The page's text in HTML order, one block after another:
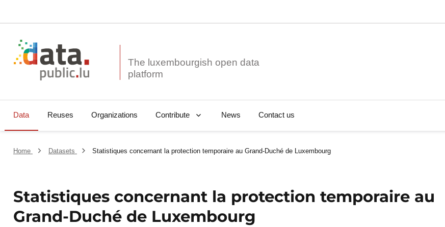
The luxembourgish open data
Data Reuses Organizations Contribute News Contact us
Home Datasets Statistiques concernant la protection temporaire au Grand-Duché de Luxembourg
Statistiques concernant la protection temporaire au
Grand-Duché de Luxembourg